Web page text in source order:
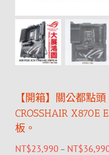
【開箱】關公都點
CROSSHAIR X870E
板。
NT$23,990 – NT$